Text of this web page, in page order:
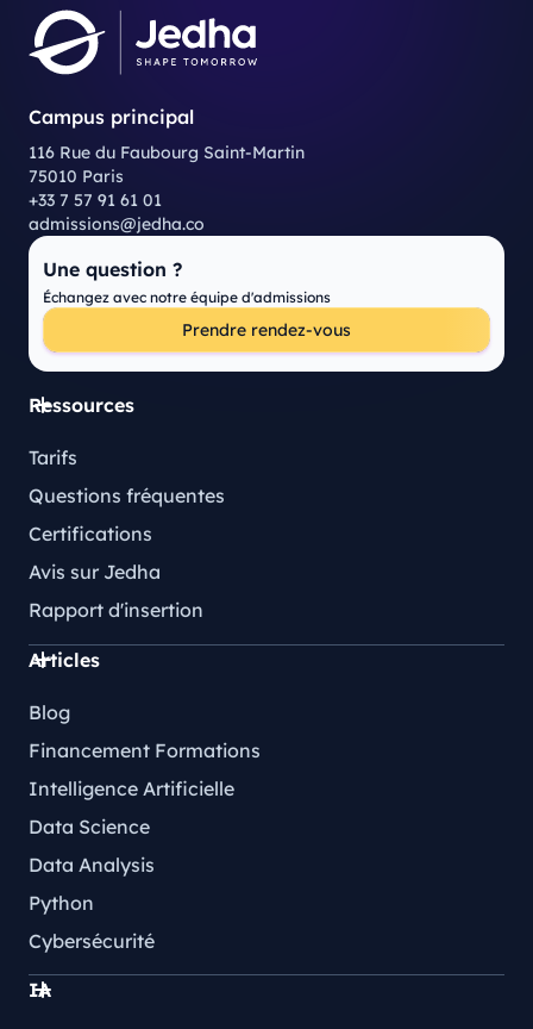
Campus principal
116 Rue du Faubourg Saint-Martin
75010 Paris
+33 7 57 91 61 01
admissions@jedha.co
Une question ?
Échangez avec notre équipe d'admissions
Prendre rendez-vous
Ressources
Tarifs
Questions fréquentes
Certifications
Avis sur Jedha
Rapport d'insertion
Articles
Blog
Financement Formations
Intelligence Artificielle
Data Science
Data Analysis
Python
Cybersécurité
IA